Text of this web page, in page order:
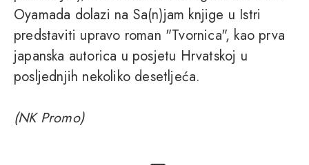
Oyamada dolazi na Sa(n)jam knjige u Istri
predstaviti upravo roman "Tvornica", kao prva
japanska autorica u posjetu Hrvatskoj u
posljednjih nekoliko desetljeća.
(NK Promo)